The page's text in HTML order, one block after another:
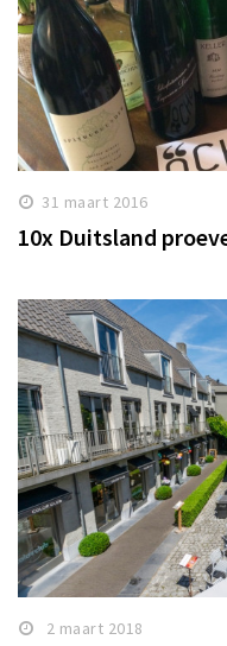
31 maart 2016
10x Duitsland
2 maart 2018